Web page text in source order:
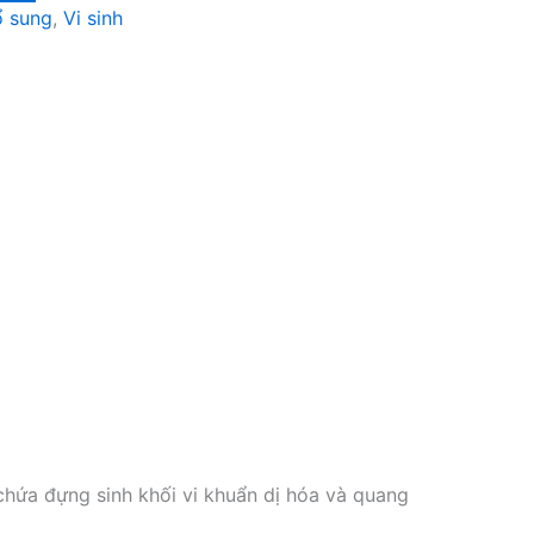
sung, Vi sinh
đựng sinh khối vi khuẩn dị hóa và quang